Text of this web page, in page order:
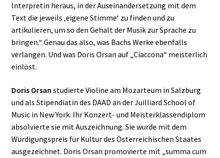
Interpretin heraus, in der Auseinandersetzung mit dem
Text die jeweils ‚eigene Stimme‘ zu finden und zu
artikulieren, um so den Gehalt der Musik zur Sprache zu
bringen.“ Genau das also, was Bachs Werke ebenfalls
verlangen. Und was Doris Orsan auf „Ciaccona“ meisterlich
einlöst.
Doris Orsan studierte Violine am Mozarteum in Salzburg
und als Stipendiatin des DAAD an der Juilliard School of
Music in New York. Ihr Konzert- und Meisterklassendiplom
absolvierte sie mit Auszeichnung. Sie wurde mit dem
Würdigungspreis für Kultur des Österreichischen Staates
ausgezeichnet. Doris Orsan promovierte mit „summa cum